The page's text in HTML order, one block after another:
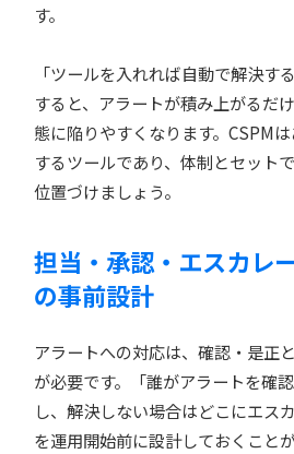
す。
「ツールを入れれば自動で解決す
すると、アラートが積み上がるだ
態に陥りやすくなります。CSPM
するツールであり、体制とセット
位置づけましょう。
担当・承認・エスカレ
の事前設計
アラートへの対応は、確認・是正
が必要です。「誰がアラートを確
し、解決しない場合はどこにエス
を運用開始前に設計しておくこと